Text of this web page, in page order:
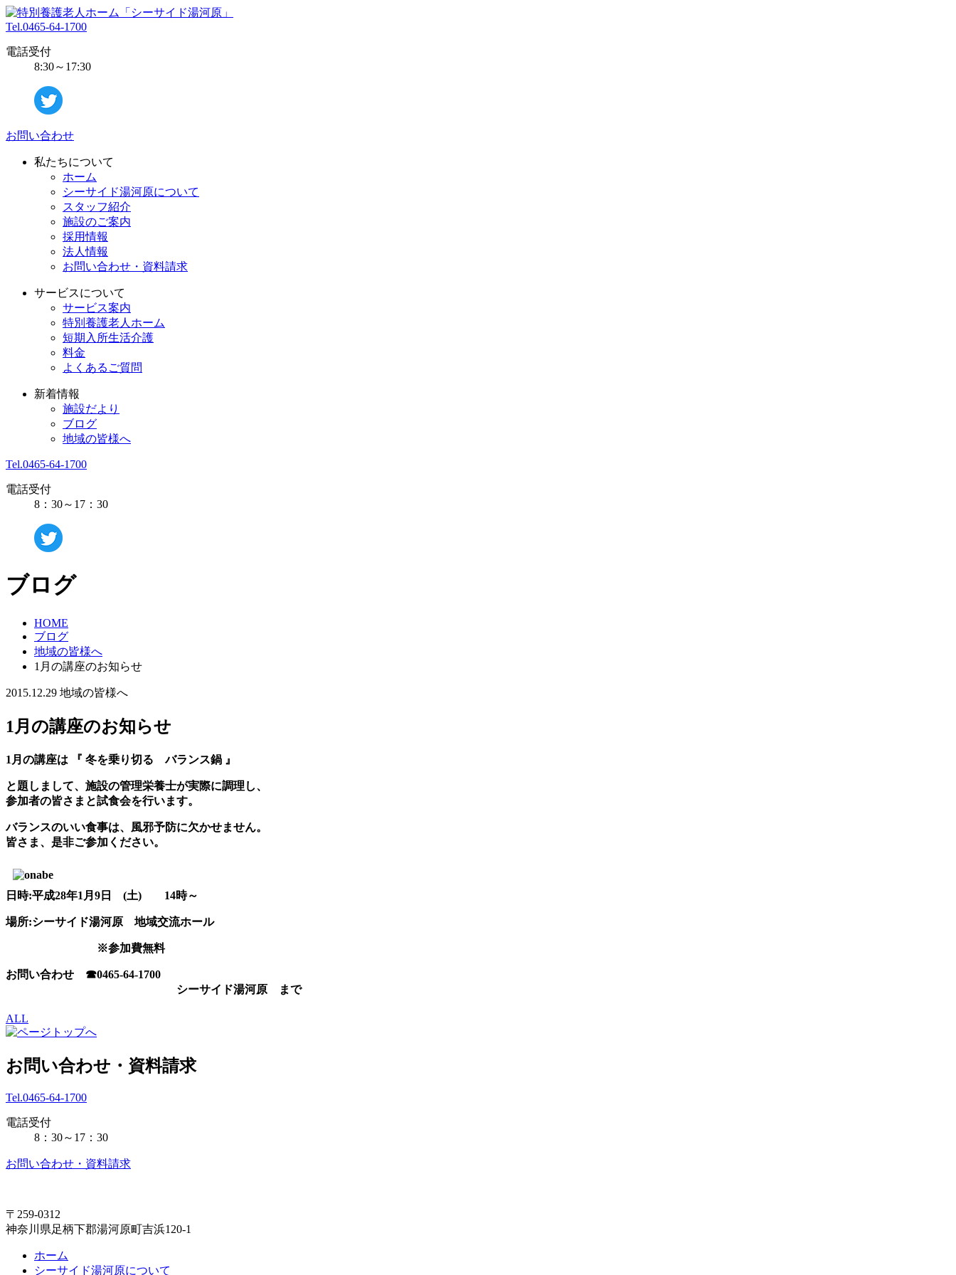
Tel.0465-64-1700
電話受付
8:30～17:30
お問い合わせ
私たちについて
ホーム
シーサイド湯河原について
スタッフ紹介
施設のご案内
採用情報
法人情報
お問い合わせ・資料請求
サービスについて
サービス案内
特別養護老人ホーム
短期入所生活介護
料金
よくあるご質問
新着情報
施設だより
ブログ
地域の皆様へ
Tel.0465-64-1700
電話受付
8：30～17：30
ブログ
HOME
ブログ
地域の皆様へ
1月の講座のお知らせ
2015.12.29 地域の皆様へ
1月の講座のお知らせ
1月の講座は 『 冬を乗り切る バランス鍋 』
と題しまして、施設の管理栄養士が実際に調理し、
参加者の皆さまと試食会を行います。
バランスのいい食事は、風邪予防に欠かせません。
皆さま、是非ご参加ください。
日時:平成28年1月9日 (土) 14時～
場所:シーサイド湯河原 地域交流ホール
※参加費無料
お問い合わせ ☎0465-64-1700
シーサイド湯河原 まで
ALL
お問い合わせ・資料請求
Tel.0465-64-1700
電話受付
8：30～17：30
お問い合わせ・資料請求
〒259-0312
神奈川県足柄下郡湯河原町吉浜120-1
ホーム
シーサイド湯河原について